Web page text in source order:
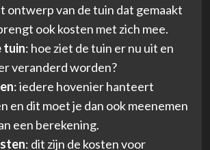
ontwerp van de tuin dat gemaakt
ook kosten met zich mee.
tuin: hoe ziet de tuin er nu uit en
veranderd worden?
: iedere hovenier hanteert
en dit moet je dan ook meenemen
een berekening.
: dit zijn de kosten voor